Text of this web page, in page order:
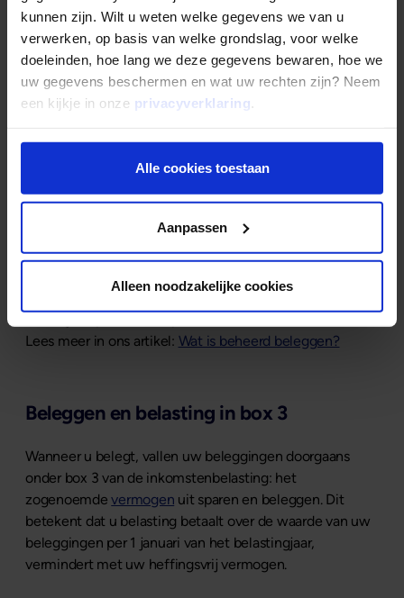
kunnen zijn. Wilt u weten welke gegevens we van u
verwerken, op basis van welke grondslag, voor welke
doeleinden, hoe lang we deze gegevens bewaren, hoe we
uw gegevens beschermen en wat uw rechten zijn? Neem
een kijkje in onze privacyverklaring
Alle cookies toestaan
Aanpassen
Alleen noodzakelijke cookies
Inflatiebescherming Laag
Passief versus actief beleggen
Actief beleggen: U (of een fondsbeheerder)
maakt voortdurend keuzes om marktkansen te
Passief beleggen: U volgt een index of strategie
met minimale tussenkomst. Vaak goedkoper en
stabieler op de lange termijn.
Een vorm van passief beleggen is beheerd beleggen,
Lees meer in ons artikel: Wat is beheerd beleggen?
Beleggen en belasting in box 3
Wanneer u belegt, vallen uw beleggingen doorgaans
onder box 3 van de inkomstenbelasting: het
zogenoemdevermogen uit sparen en beleggen. Dit
betekent dat u belasting betaalt over de waarde van uw
beleggingen per 1 januari van het belastingjaar,
vermindert met uw heffingsvrij vermogen.